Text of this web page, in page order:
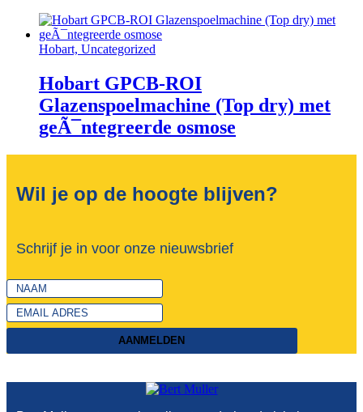
Hobart, Uncategorized
Hobart GPCB-ROI
Glazenspoelmachine (Top dry) met
geÃ¯ntegreerde osmose
Wil je op de hoogte blijven?
Schrijf je in voor onze nieuwsbrief
AANMELDEN